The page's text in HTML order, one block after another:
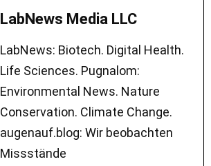
LabNews Media LLC
LabNews: Biotech. Digital Health.
Life Sciences. Pugnalom:
Environmental News. Nature
Conservation. Climate Change.
augenauf.blog: Wir beobachten
Missstände